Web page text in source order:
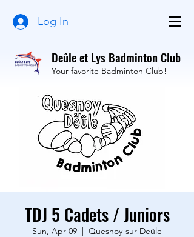
Log In
Deûle et Lys Badminton Club
Your favorite Badminton Club!
TDJ 5 Cadets / Juniors
Sun, Apr 09
  |
Quesnoy-sur-Deûle